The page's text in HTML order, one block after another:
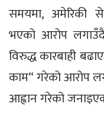
समयमा, अमेरिकी
भएको आरोप
विरुद्ध कारबाही
काम“ गरेको आरोप
आह्वान गरेको